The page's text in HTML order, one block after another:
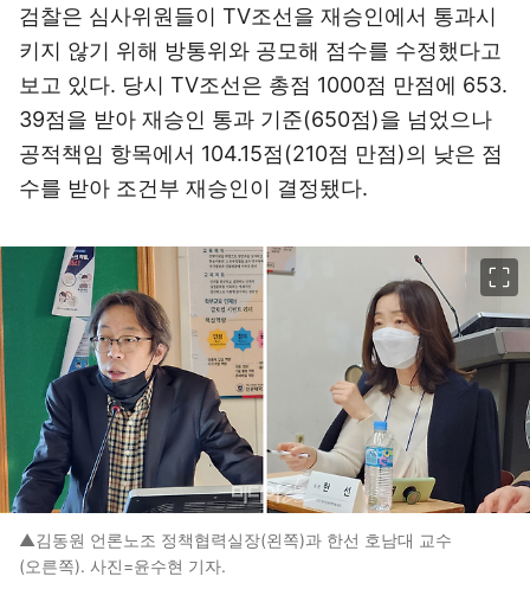
검찰은 심사위원들이 TV조선을 재승인에서 통과시
키지 않기 위해 방통위와 공모해 점수를 수정했다고
보고 있다. 당시 TV조선은 총점 1000점 만점에 653.
39점을 받아 재승인 통과 기준(650점)을 넘었으나
공적책임 항목에서 104.15점(210점 만점)의 낮은 점
수를 받아 조건부 재승인이 결정됐다.
▲김동원 언론노조 정책협력실장(왼쪽)과 한선 호남대 교수
(오른쪽). 사진=윤수현 기자.